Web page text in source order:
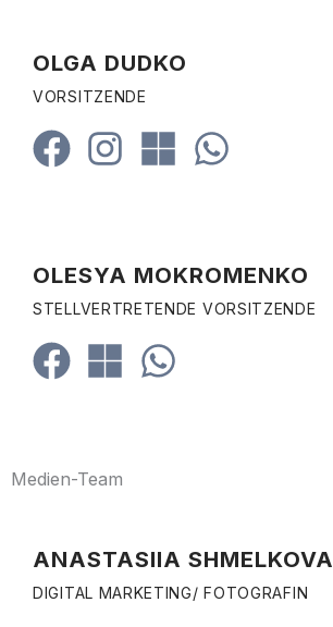
OLGA DUDKO
VORSITZENDE
OLESYA MOKROMENKO
STELLVERTRETENDE VORSITZENDE
Medien-Team
ANASTASIIA SHMELKOVA
DIGITAL MARKETING/ FOTOGRAFIN